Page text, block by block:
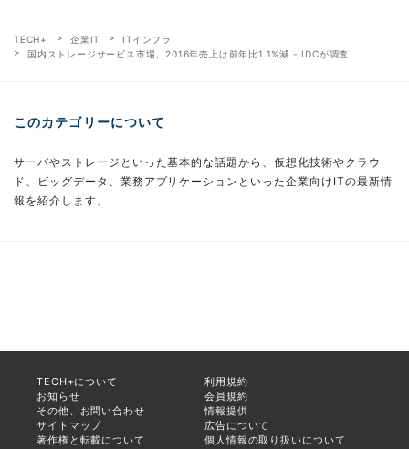
TECH+ 企業IT
ITインフラ
国内ストレージサービス市場、2016年売上は前年比1.1%減 - IDCが調査
このカテゴリーについて
サーバやストレージといった基本的な話題から、仮想化技術やクラウ
ド、ビッグデータ、業務アプリケーションといった企業向けITの最新情
報を紹介します。
TECH+について
利用規約
お知らせ
会員規約
その他、お問い合わせ
情報提供
サイトマップ
広告について
著作権と転載について
個人情報の取り扱いについて